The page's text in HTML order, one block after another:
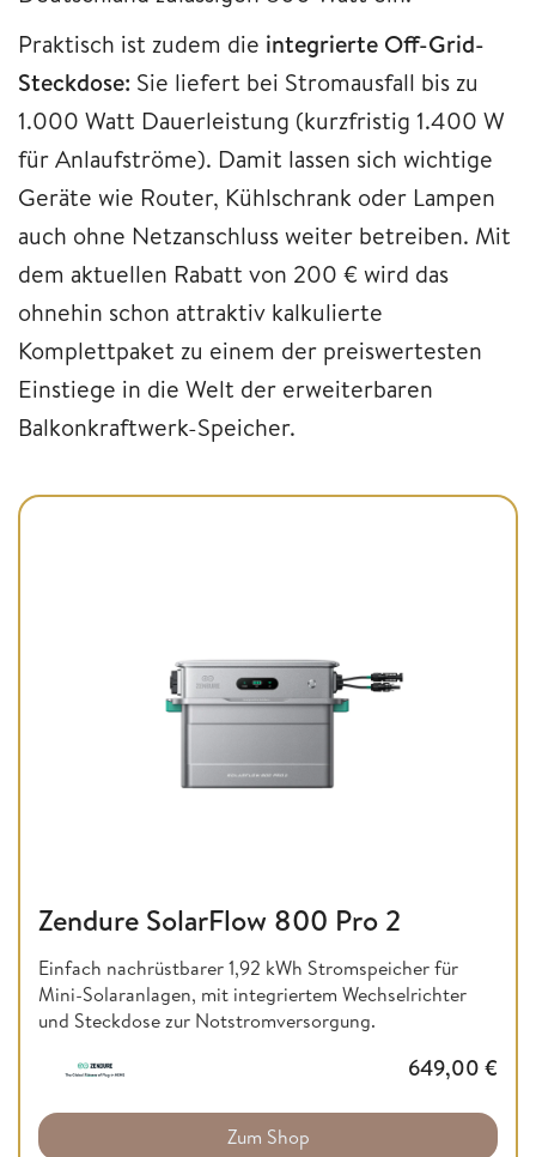
Praktisch ist zudem die integrierte Off-Grid-
Steckdose: Sie liefert bei Stromausfall bis zu
1.000 Watt Dauerleistung (kurzfristig 1.400 W
für Anlaufströme). Damit lassen sich wichtige
Geräte wie Router, Kühlschrank oder Lampen
auch ohne Netzanschluss weiter betreiben. Mit
dem aktuellen Rabatt von 200 € wird das
ohnehin schon attraktiv kalkulierte
Komplettpaket zu einem der preiswertesten
Einstiege in die Welt der erweiterbaren
Balkonkraftwerk-Speicher.
Zendure SolarFlow 800 Pro 2
Einfach nachrüstbarer 1,92 kWh Stromspeicher für
Mini-Solaranlagen, mit integriertem Wechselrichter
und Steckdose zur Notstromversorgung.
649,00 €
Zum Shop